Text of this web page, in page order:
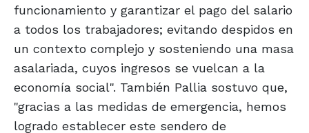
funcionamiento y garantizar el pago del salario
a todos los trabajadores; evitando despidos en
un contexto complejo y sosteniendo una masa
asalariada, cuyos ingresos se vuelcan a la
economía social". También Pallia sostuvo que,
"gracias a las medidas de emergencia, hemos
logrado establecer este sendero de